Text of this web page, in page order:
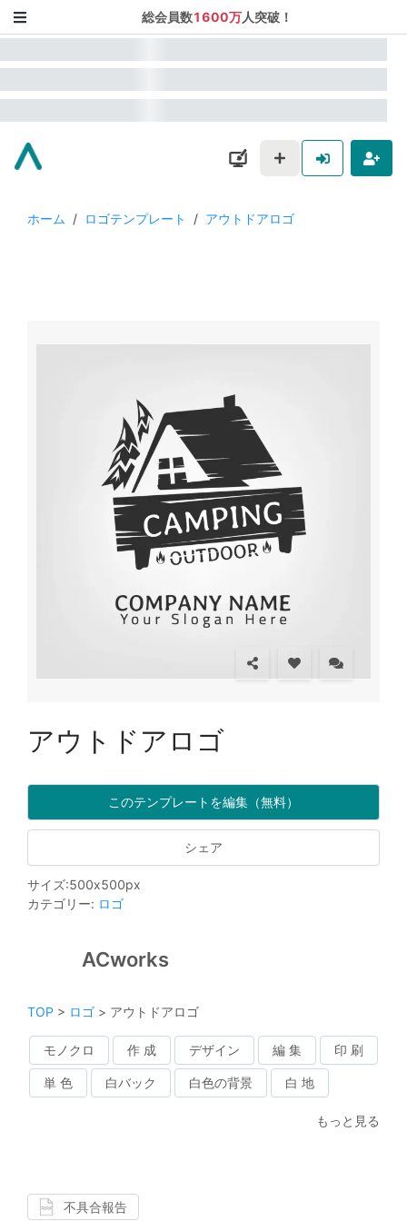
総会員数1600万人突破！
ホーム / ロゴテンプレート / アウトドアロゴ
アウトドアロゴ
このテンプレートを編集（無料）
シェア
サイズ:500x500px
カテゴリー: ロゴ
ACworks
TOP > ロゴ > アウトドアロゴ
モノクロ 作 成 デザイン 編 集 印 刷
単 色 白バック 白色の背景 白 地
もっと見る
不具合報告